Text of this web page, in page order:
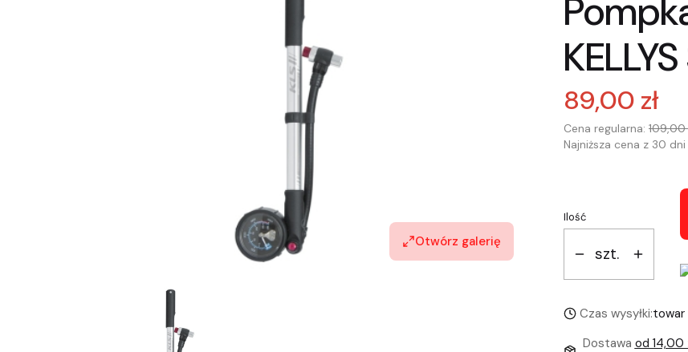
Otwórz galerię
89,00 zł
Cena regularna: 109,00
Najniższa cena z 30
Ilość
szt.
Czas wysyłki:towar
Dostawa od 14,00